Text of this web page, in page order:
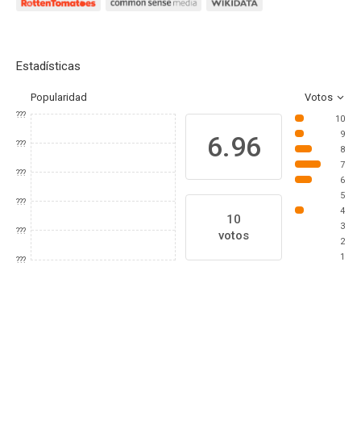
Estadísticas
Popularidad Votos
???
???
???
???
???
???
6.96
10
votos
10
9
8
7
6
5
4
3
2
1